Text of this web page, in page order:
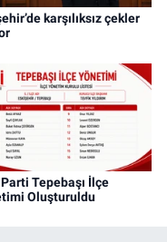
karşılıksız çekler
Tepebaşı İlçe
Oluşturuldu